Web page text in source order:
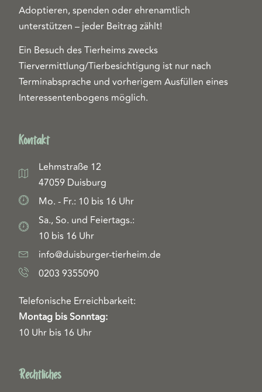
Adoptieren, spenden oder ehrenamtlich
unterstützen – jeder Beitrag zählt!
Ein Besuch des Tierheims zwecks
Tiervermittlung/Tierbesichtigung ist nur nach
Terminabsprache und vorherigem Ausfüllen eines
Interessentenbogens möglich.
Kontakt
Lehmstraße 12
47059 Duisburg
Mo. - Fr.: 10 bis 16 Uhr
Sa., So. und Feiertags.:
10 bis 16 Uhr
info@duisburger-tierheim.de
0203 9355090
Telefonische Erreichbarkeit:
Montag bis Sonntag:
10 Uhr bis 16 Uhr
Rechtliches